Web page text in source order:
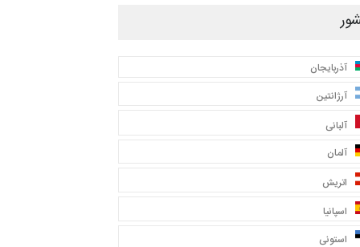
آذربایجان
آرژانتین
آلبانی
آلمان
اتریش
اسپانیا
استونی